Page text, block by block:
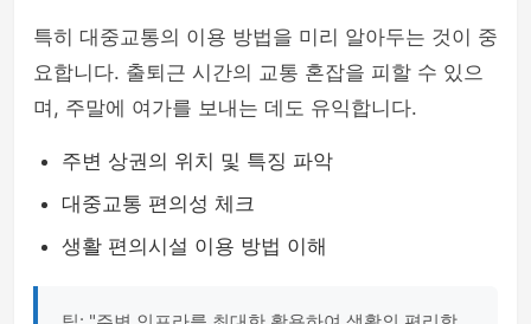
특히 대중교통의 이용 방법을 미리 알아두는 것이 중
요합니다. 출퇴근 시간의 교통 혼잡을 피할 수 있으
며, 주말에 여가를 보내는 데도 유익합니다.
주변 상권의 위치 및 특징 파악
대중교통 편의성 체크
생활 편의시설 이용 방법 이해